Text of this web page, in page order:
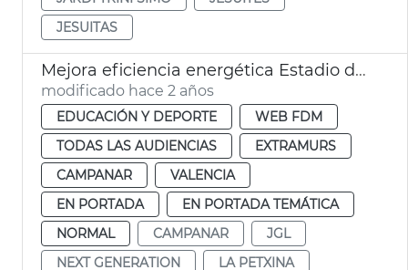
JESUITAS
Mejora eficiencia energética Estadio del Turia
modificado hace 2 años
EDUCACIÓN Y DEPORTE
WEB FDM
TODAS LAS AUDIENCIAS
EXTRAMURS
CAMPANAR
VALENCIA
EN PORTADA
EN PORTADA TEMÁTICA
NORMAL
CAMPANAR
JGL
NEXT GENERATION
LA PETXINA